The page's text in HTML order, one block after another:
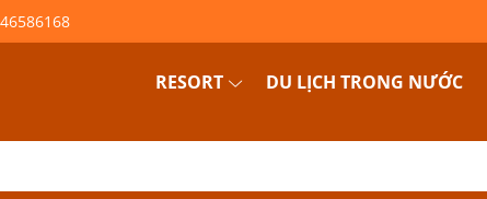
RESORT DU LỊCH TRONG NƯỚC